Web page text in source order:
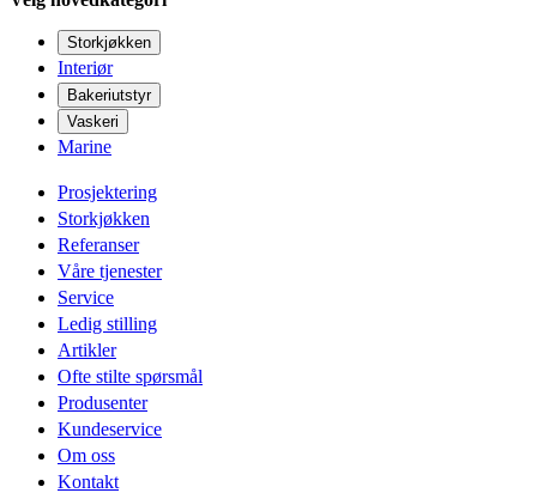
Storkjøkken
Interiør
Bakeriutstyr
Vaskeri
Marine
Prosjektering
Storkjøkken
Referanser
Våre tjenester
Service
Ledig stilling
Artikler
Ofte stilte spørsmål
Produsenter
Kundeservice
Om oss
Kontakt